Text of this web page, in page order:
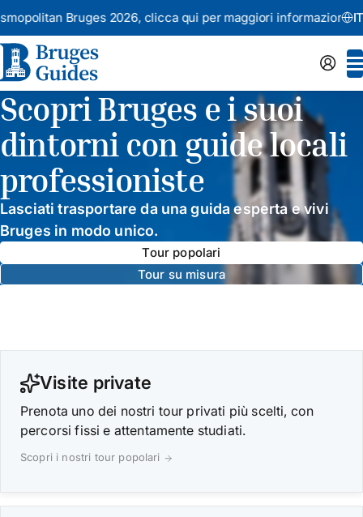
Bruges 2026,clicca qui per maggiori informazioni IT
Scopri Bruges e i suoi
dintorni con guide locali
professioniste
Lasciati trasportare da una guida esperta e vivi
Bruges in modo unico.
Tour popolari
Tour su misura
Visite private
Prenota uno dei nostri tour privati più scelti, con
percorsi fissi e attentamente studiati.
Scopri i nostri tour popolari